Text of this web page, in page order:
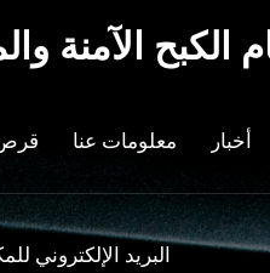
الآمنة
معلومات عنا أخبار
البريد الإلكتروني